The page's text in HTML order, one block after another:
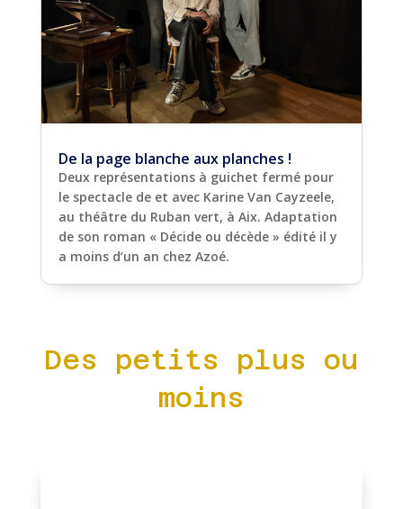
De la page blanche aux planches !
Deux représentations à guichet fermé pour
le spectacle de et avec Karine Van Cayzeele,
au théâtre du Ruban vert, à Aix. Adaptation
de son roman « Décide ou décède » édité il y
a moins d’un an chez Azoé.
Des petits plus ou
moins